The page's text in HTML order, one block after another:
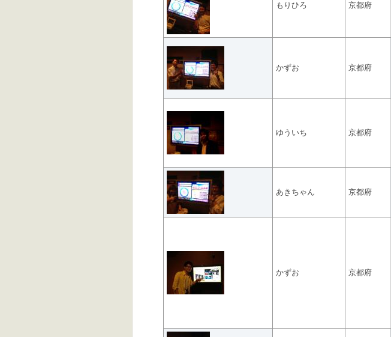
もりひろ 京都府
かずお 京都府
ゆういち 京都府
あきちゃん 京都府
かずお 京都府